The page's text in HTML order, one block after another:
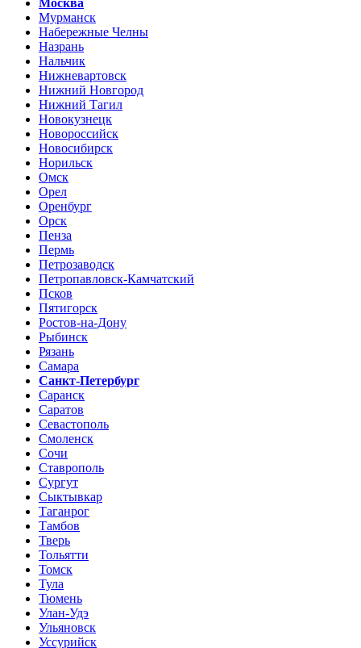
Мурманск
Набережные Челны
Назрань
Нальчик
Нижневартовск
Нижний Новгород
Нижний Тагил
Новокузнецк
Новороссийск
Новосибирск
Норильск
Омск
Орел
Оренбург
Орск
Пенза
Пермь
Петрозаводск
Петропавловск-Камчатский
Псков
Пятигорск
Ростов-на-Дону
Рыбинск
Рязань
Самара
Санкт-Петербург
Саранск
Саратов
Севастополь
Смоленск
Сочи
Ставрополь
Сургут
Сыктывкар
Таганрог
Тамбов
Тверь
Тольятти
Томск
Тула
Тюмень
Улан-Удэ
Ульяновск
Уссурийск